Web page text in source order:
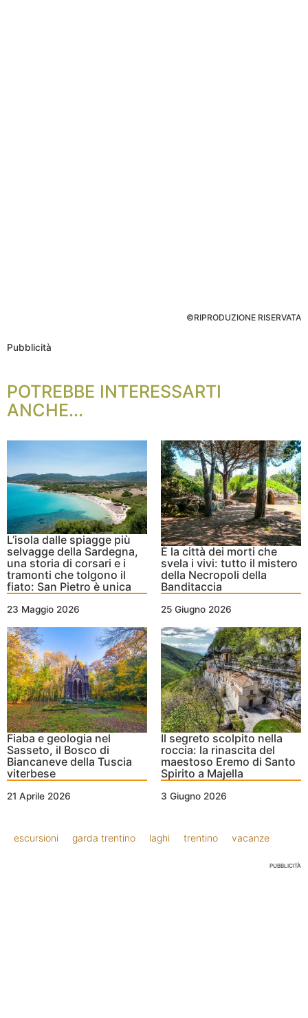
©RIPRODUZIONE RISERVATA
Pubblicità
POTREBBE INTERESSARTI
ANCHE...
L’isola dalle spiagge più
selvagge della Sardegna,
una storia di corsari e i
tramonti che tolgono il
fiato: San Pietro è unica
23 Maggio 2026
È la città dei morti che
svela i vivi: tutto il mistero
della Necropoli della
Banditaccia
25 Giugno 2026
Fiaba e geologia nel
Sasseto, il Bosco di
Biancaneve della Tuscia
viterbese
21 Aprile 2026
Il segreto scolpito nella
roccia: la rinascita del
maestoso Eremo di Santo
Spirito a Majella
3 Giugno 2026
escursioni garda trentino laghi trentino vacanze
PUBBLICITÀ